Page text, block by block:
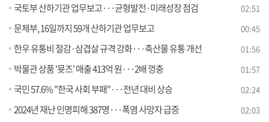
국토부 산하기관 업무보고···균형발전·미래성장 점검 02:51
문체부, 16일까지 59개 산하기관 업무보고 00:45
한우 유통비 절감·삼겹살 규격 강화···축산물 유통 개선 01:56
박물관 상품 '뮷즈' 매출 413억 원···2배 껑충 01:57
국민 57.6% "한국 사회 부패"···전년 대비 상승 02:24
2024년 재난 인명피해 387명···폭염 사망자 급증 02:03